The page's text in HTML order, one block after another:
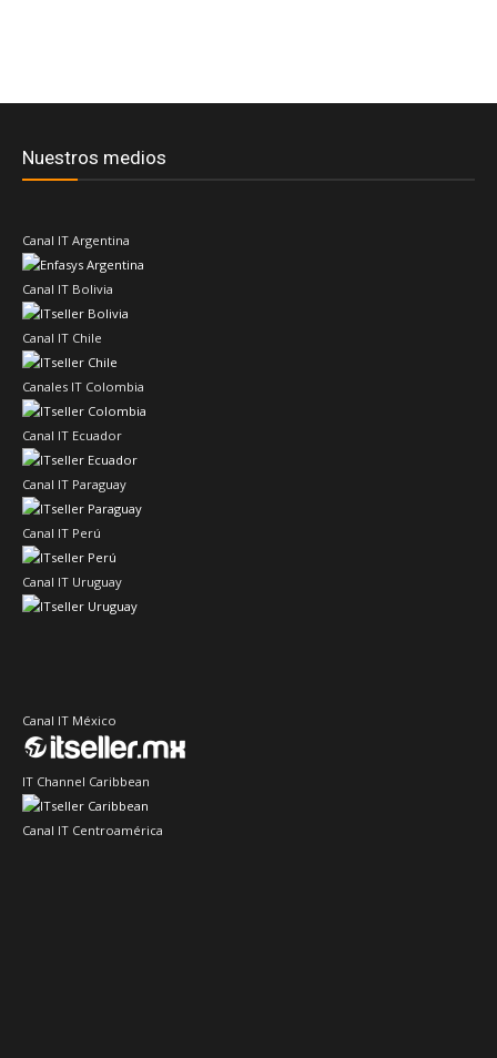
Nuestros medios
Canal IT Argentina
Canal IT Bolivia
Canal IT Chile
Canales IT Colombia
Canal IT Ecuador
Canal IT Paraguay
Canal IT Perú
Canal IT Uruguay
Canal IT México
IT Channel Caribbean
Canal IT Centroamérica